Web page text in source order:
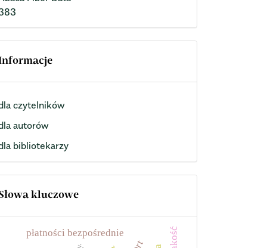
czytelników
autorów
bibliotekarzy
kluczowe
płatności bezpośrednie jakość